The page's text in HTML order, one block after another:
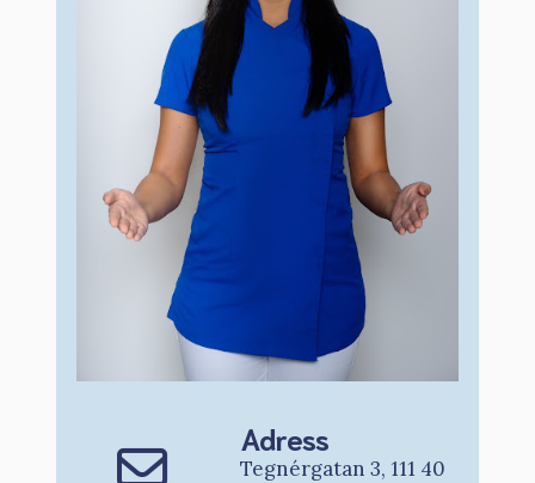
Adress
Tegnérgatan 3, 111 40